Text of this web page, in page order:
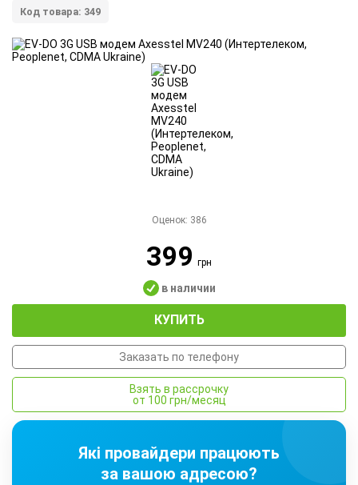
Код товара: 349
Оценок: 386
399грн
в наличии
КУПИТЬ
Заказать по телефону
Взять в рассрочку
от 100 грн/месяц
Які провайдери працюють
за вашою адресою?